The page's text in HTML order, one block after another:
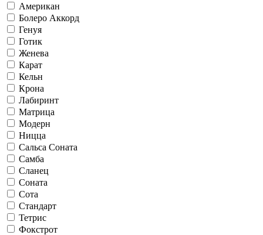
Американ
Болеро Аккорд
Генуя
Готик
Женева
Карат
Кельн
Крона
Лабиринт
Матрица
Модерн
Ницца
Сальса Соната
Самба
Сланец
Соната
Сота
Стандарт
Тетрис
Фокстрот